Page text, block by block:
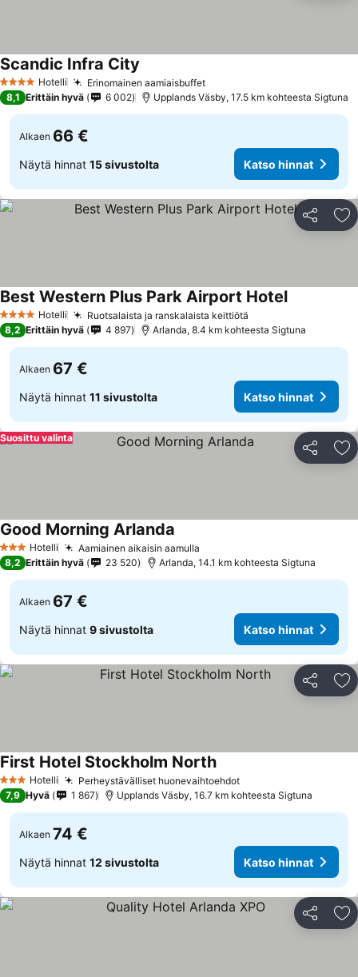
4 Tähtiluokitus
Hotelli Erinomainen aamiaisbuffet
Scandic Infra City
8,1 Erittäin hyvä 6 002 Upplands Väsby, 17.5 km kohteesta Sigtuna
Alkaen 66 €
Näytä hinnat 15 sivustolta Katso hinnat
Jaa
4 Tähtiluokitus
Hotelli Ruotsalaista ja ranskalaista keittiötä
Best Western Plus Park Airport Hotel
8,2 Erittäin hyvä 4 897 Arlanda, 8.4 km kohteesta Sigtuna
Alkaen 67 €
Näytä hinnat 11 sivustolta Katso hinnat
Jaa
Suosittu valinta
3 Tähtiluokitus
Hotelli Aamiainen aikaisin aamulla
Good Morning Arlanda
8,2 Erittäin hyvä 23 520 Arlanda, 14.1 km kohteesta Sigtuna
Alkaen 67 €
Näytä hinnat 9 sivustolta Katso hinnat
Jaa
3 Tähtiluokitus
Hotelli Perheystävälliset huonevaihtoehdot
First Hotel Stockholm North
7,9 Hyvä 1 867 Upplands Väsby, 16.7 km kohteesta Sigtuna
Alkaen 74 €
Näytä hinnat 12 sivustolta Katso hinnat
Jaa